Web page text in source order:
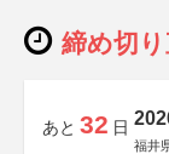
締め切
あと 32 日
福井